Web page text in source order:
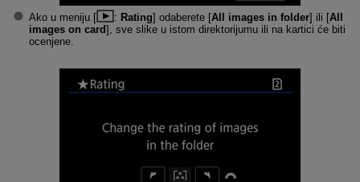
Ako u meniju [ : Rating] odaberete [All images in folder] ili [All
images on card], sve slike u istom direktorijumu ili na kartici će biti
ocenjene.